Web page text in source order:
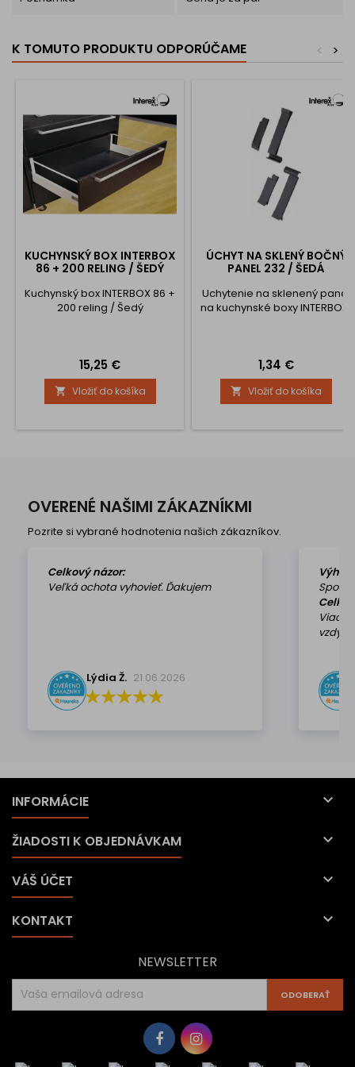
K TOMUTO PRODUKTU ODPORÚČAME >
<
KUCHYNSKÝ BOX INTERBOX
86 + 200 RELING / ŠEDÝ
Kuchynský box INTERBOX 86 +
200 reling / Šedý
Cena
15,25 €
 Vložiť do košíka
ÚCHYT NA SKLENÝ BOČNÝ
PANEL 232 / ŠEDÁ
Uchytenie na sklenený panel
na kuchynské boxy INTERBOX.
Cena
1,34 €
 Vložiť do košíka
OVERENÉ NAŠIMI ZÁKAZNÍKMI
Pozrite si vybrané hodnotenia našich zákazníkov.
Celkový názor:
Veľká ochota vyhovieť. Ďakujem
Lýdia Ž. 21.06.2026
vzdy k
INFORMÁCIE 
ŽIADOSTI K OBJEDNÁVKAM 
VÁŠ ÚČET 
KONTAKT 
NEWSLETTER